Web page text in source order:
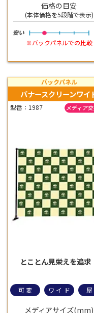
価格の目安
(本体価格を5段階で表示)
※バックパネルでの比較
バックパネル
バナースクリーンワイ
型番：1987
とことん見栄えを追求
可変 ワイド
メディアサイズ(mm)